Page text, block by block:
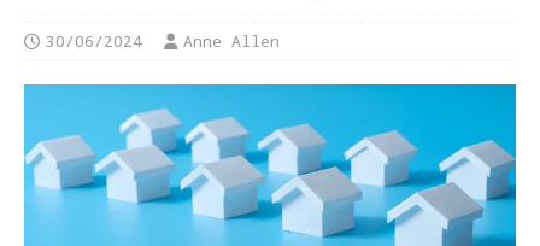
30/06/2024 Anne Allen